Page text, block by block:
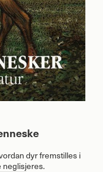
dyr fremstilles i
neglisjeres.